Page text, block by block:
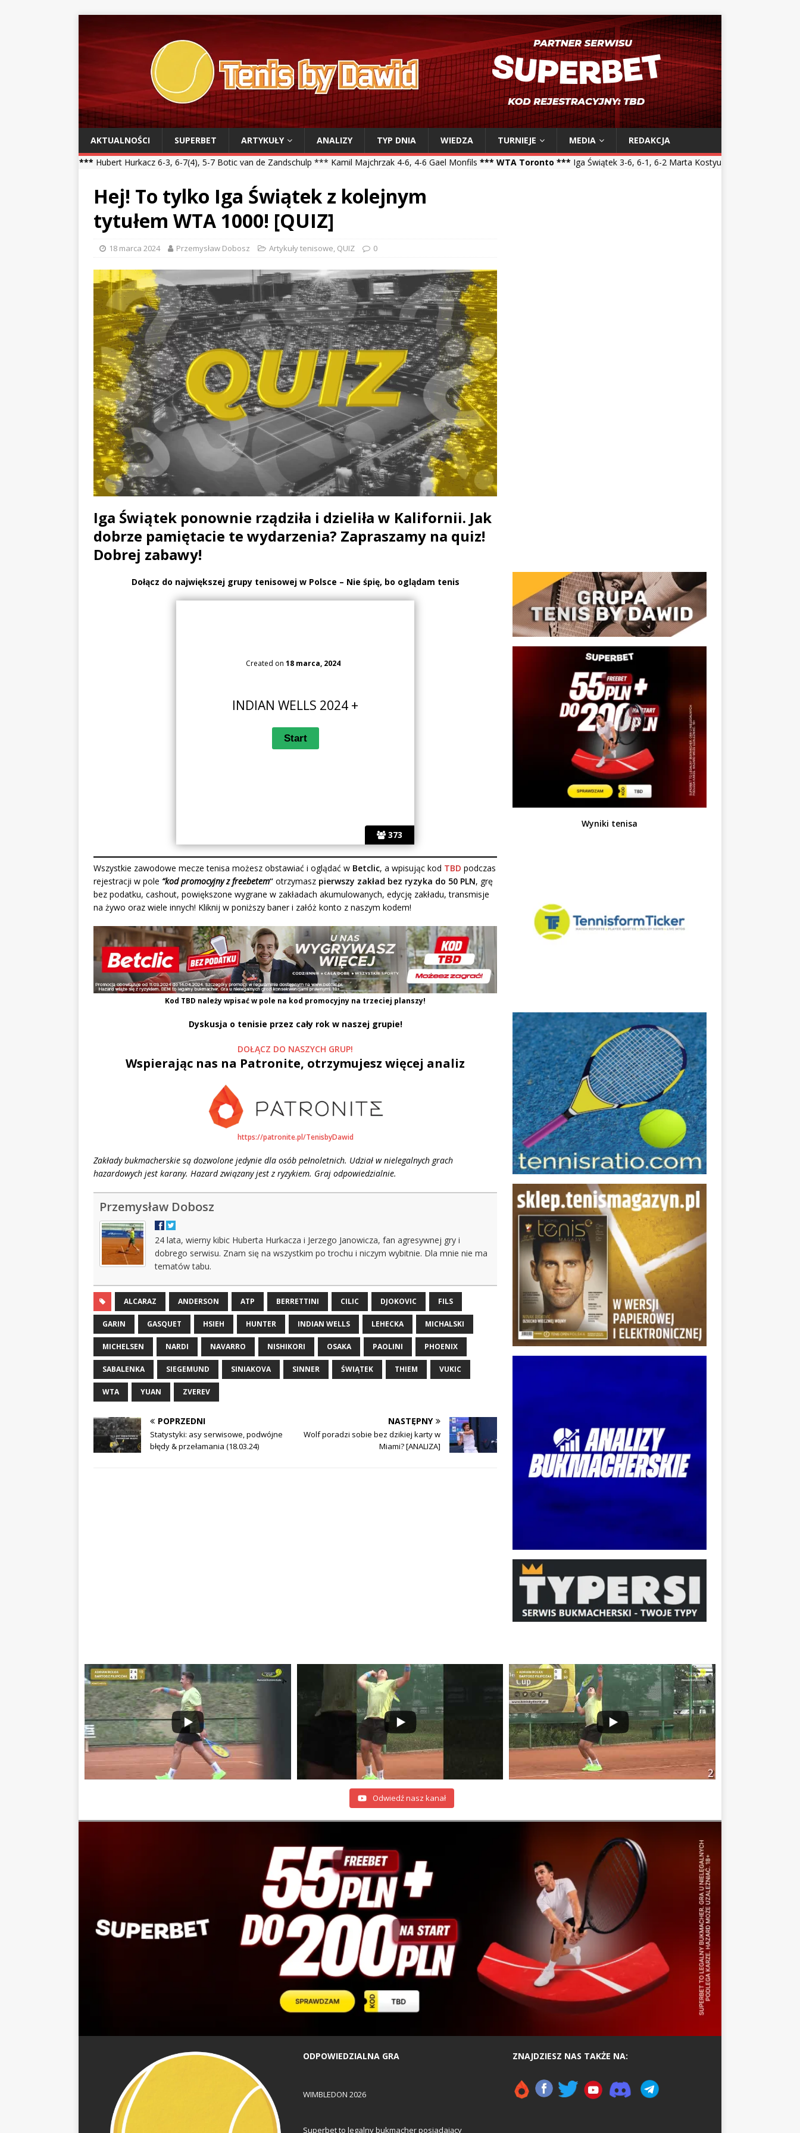
AKTUALNOŚCI SUPERBET ARTYKUŁY ANALIZY TYP DNIA WIEDZA TURNIEJE MEDIA
REDAKCJA
Hubert Hurkacz 6-3, 6-7(4), 5-7 Botic van de Zandschulp *** Kamil Majchrzak 4-6, 4-6 Gael Monfils*** WTA Toronto ***Iga Świątek 3-6, 6-1, 6-2 Marta Kostyuk *** Maja Chwalińska 5-7, 1-6 Talia
Hej! To tylko Iga Świątek z kolejnym
tytułem WTA 1000! [QUIZ]
18 marca 2024 Przemysław Dobosz Artykuły tenisowe, QUIZ 0
Iga Świątek ponownie rządziła i dzieliła w Kalifornii. Jak
dobrze pamiętacie te wydarzenia? Zapraszamy na quiz!
Dobrej zabawy!
Dołącz do największej grupy tenisowej w Polsce – Nie śpię, bo oglądam tenis
373
Created on18 marca, 2024
INDIAN WELLS 2024 +
Wszystkie zawodowe mecze tenisa możesz obstawiać i oglądać w Betclic, a wpisując kod TBD podczas
rejestracji w pole “kod promocyjny z freebetem“ otrzymasz pierwszy zakład bez ryzyka do 50 PLN, grę
bez podatku, cashout, powiększone wygrane w zakładach akumulowanych, edycję zakładu, transmisje
na żywo oraz wiele innych! Kliknij w poniższy baner i załóż konto z naszym kodem!
Kod TBD należy wpisać w pole na kod promocyjny na trzeciej planszy!
Dyskusja o tenisie przez cały rok w naszej grupie!
DOŁĄCZ DO NASZYCH GRUP!
Wspierając nas na Patronite, otrzymujesz więcej analiz
https://patronite.pl/TenisbyDawid
Zakłady bukmacherskie są dozwolone jedynie dla osób pełnoletnich. Udział w nielegalnych grach
hazardowych jest karany. Hazard związany jest z ryzykiem. Graj odpowiedzialnie.
Przemysław Dobosz
24 lata, wierny kibic Huberta Hurkacza i Jerzego Janowicza, fan agresywnej gry i
dobrego serwisu. Znam się na wszystkim po trochu i niczym wybitnie. Dla mnie nie ma
tematów tabu.
ALCARAZ ANDERSON ATP BERRETTINI CILIC DJOKOVIC FILS
GARIN GASQUET HSIEH HUNTER INDIAN WELLS LEHECKA MICHALSKI
MICHELSEN NARDI NAVARRO NISHIKORI OSAKA PAOLINI PHOENIX
SABALENKA SIEGEMUND SINIAKOVA SINNER ŚWIĄTEK THIEM VUKIC
WTA YUAN ZVEREV
POPRZEDNI
Statystyki: asy serwisowe, podwójne
błędy & przełamania (18.03.24)
NASTĘPNY
Wolf poradzi sobie bez dzikiej karty w
Miami? [ANALIZA]
Wyniki tenisa
Odwiedź nasz kanał
ODPOWIEDZIALNA GRA
WIMBLEDON 2026
Superbet to legalny bukmacher posiadający
ZNAJDZIESZ NAS TAKŻE NA: